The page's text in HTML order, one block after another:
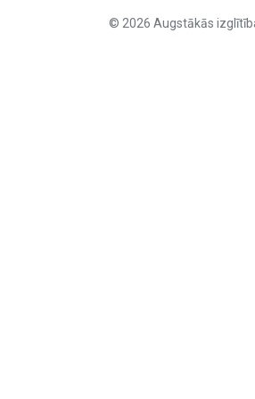
© 2026 Augstākās